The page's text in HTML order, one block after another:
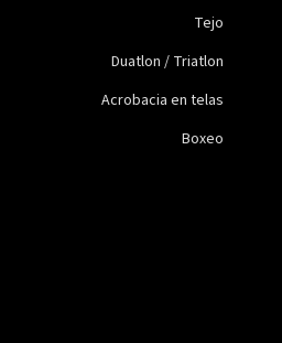
Tejo
Duatlon / Triatlon
Acrobacia en telas
Boxeo